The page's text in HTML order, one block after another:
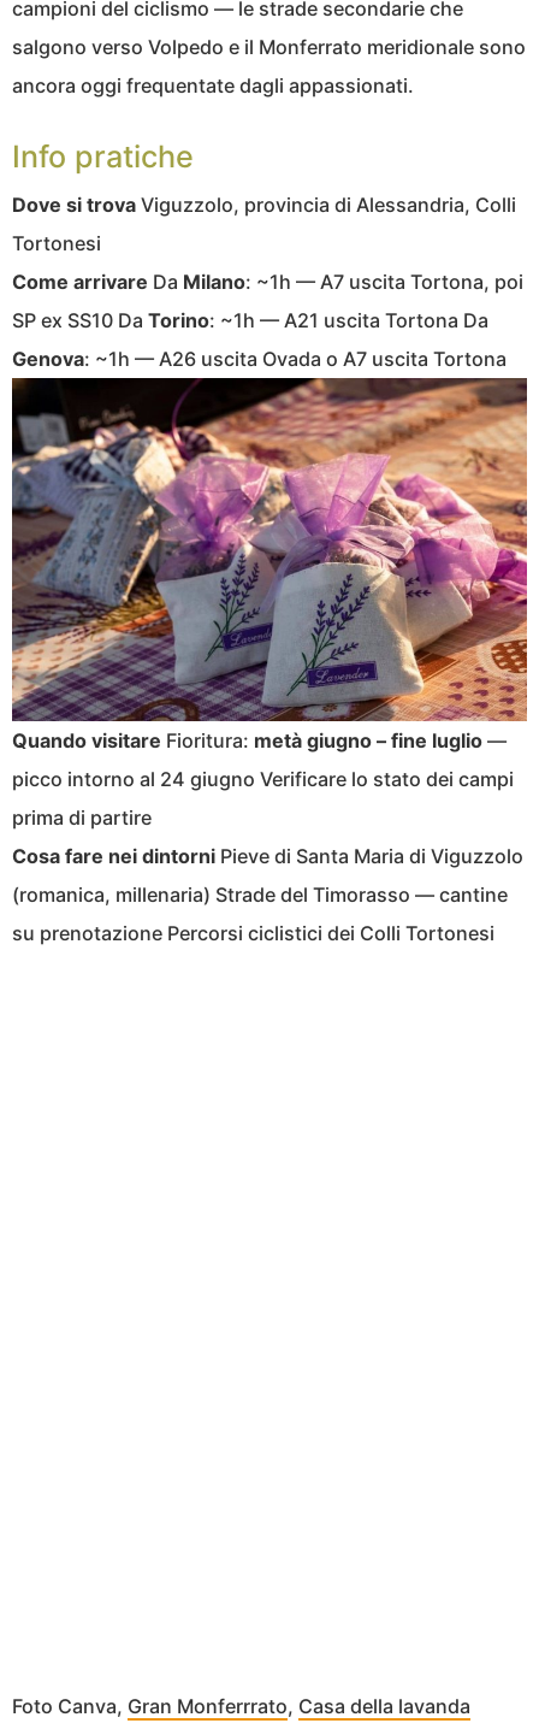
campioni del ciclismo — le strade secondarie che
salgono verso Volpedo e il Monferrato meridionale sono
ancora oggi frequentate dagli appassionati.
Info pratiche
Dove si trova Viguzzolo, provincia di Alessandria, Colli
Tortonesi
Come arrivare Da Milano: ~1h — A7 uscita Tortona, poi
SP ex SS10 Da Torino: ~1h — A21 uscita Tortona Da
Genova: ~1h — A26 uscita Ovada o A7 uscita Tortona
Quando visitare Fioritura: metà giugno – fine luglio —
picco intorno al 24 giugno Verificare lo stato dei campi
prima di partire
Cosa fare nei dintorni Pieve di Santa Maria di Viguzzolo
(romanica, millenaria) Strade del Timorasso — cantine
su prenotazione Percorsi ciclistici dei Colli Tortonesi
Foto Canva, Gran Monferrrato, Casa della lavanda